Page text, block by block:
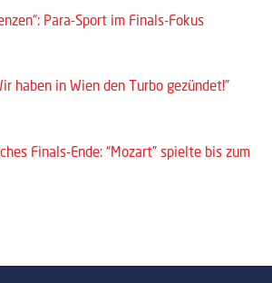
Para-Sport im Finals-Fokus
haben in Wien den Turbo gezündet!”
Finals-Ende: “Mozart” spielte bis zum